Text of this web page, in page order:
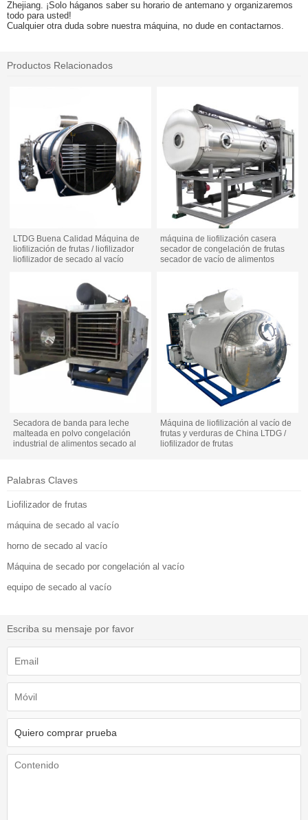
Zhejiang. ¡Solo háganos saber su horario de antemano y organizaremos
todo para usted!
Cualquier otra duda sobre nuestra máquina, no dude en contactarnos.
Productos Relacionados
LTDG Buena Calidad Máquina de
liofilización de frutas / liofilizador
liofilizador de secado al vacío
máquina de liofilización casera
secador de congelación de frutas
secador de vacío de alimentos
Secadora de banda para leche
malteada en polvo congelación
industrial de alimentos secado al
Máquina de liofilización al vacío de
frutas y verduras de China LTDG /
liofilizador de frutas
Palabras Claves
Liofilizador de frutas
máquina de secado al vacío
horno de secado al vacío
Máquina de secado por congelación al vacío
equipo de secado al vacío
Escriba su mensaje por favor